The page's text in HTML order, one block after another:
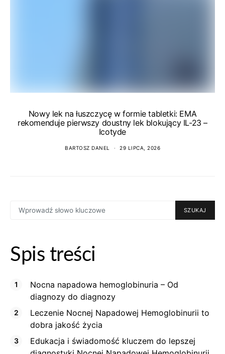
Nowy lek na łuszczycę w formie tabletki: EMA
rekomenduje pierwszy doustny lek blokujący IL-23 –
Icotyde
BARTOSZ DANEL 29 LIPCA, 2026
FOR:
SZUKAJ
Spis treści
Nocna napadowa hemoglobinuria – Od
diagnozy do diagnozy
Leczenie Nocnej Napadowej Hemoglobinurii to
dobra jakość życia
Edukacja i świadomość kluczem do lepszej